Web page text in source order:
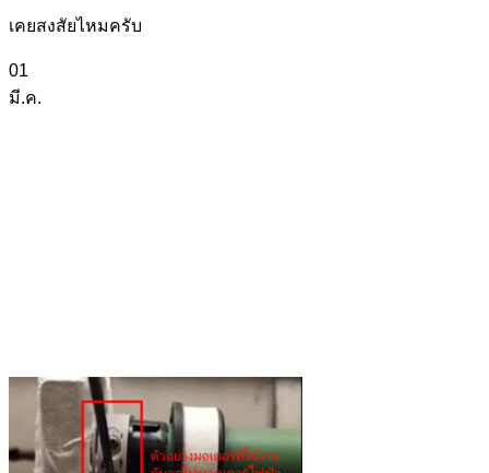
เคยสงสัยไหมครับ
01
มี.ค.